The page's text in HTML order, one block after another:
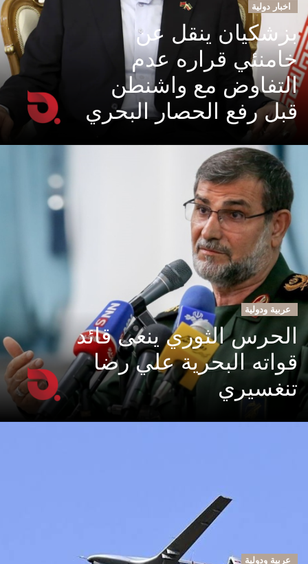
اخبار دولية
بزشكيان ينقل عن
خامنئي قراره عدم
التفاوض مع واشنطن
قبل رفع الحصار البحري
عربية ودولية
الحرس الثوري ينعى قائد
قواته البحرية علي رضا
تنغسيري
عربية ودولية